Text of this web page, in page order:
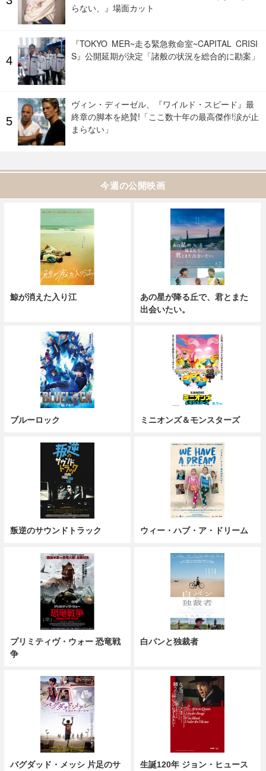
らない、』場面カット
『TOKYO MER~走る緊急救命室~CAPITAL CRISI
S』公開延期が決定「諸般の状況を総合的に勘案」
ヴィン・ディーゼル、『ワイルド・スピード』最
終章の脚本を絶賛!「ここ数十年の最高傑作!涙が止
まらない」
今週の公開映画
鯨が消えた入り江
あの星が降る丘で、君とまた
出会いたい。
ブルーロック ミニオンズ＆モンスターズ
叛逆のサウンドトラック ウィー・ハブ・ア・ドリーム
プリミティヴ・ウォー 恐竜戦
争
白パンと独裁者
バグダッド・メッシ 片足のサ
生誕120年 ジョン・ヒュース